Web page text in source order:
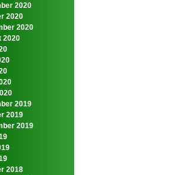
2020
2020
2020
2020
2019
2019
2019
2018